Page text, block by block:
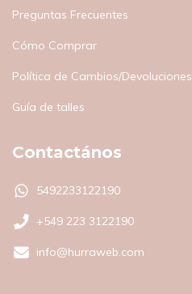
Preguntas Frecuentes
Cómo Comprar
Política de Cambios/Devoluciones
Guía de talles
Contactános
5492233122190
+549 223 3122190
info@hurraweb.com